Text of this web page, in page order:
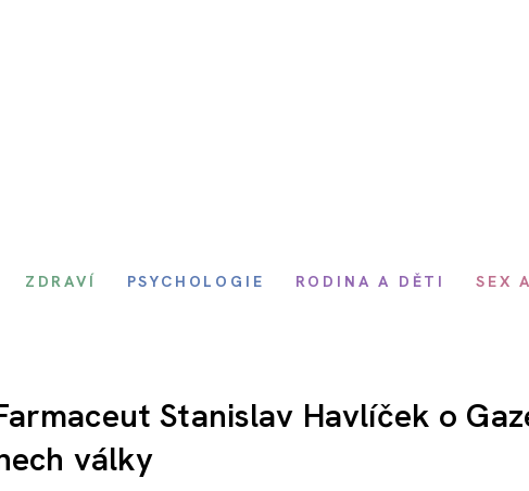
ZDRAVÍ PSYCHOLOGIE RODINA A DĚTI SEX
Stanislav Havlíček o
války